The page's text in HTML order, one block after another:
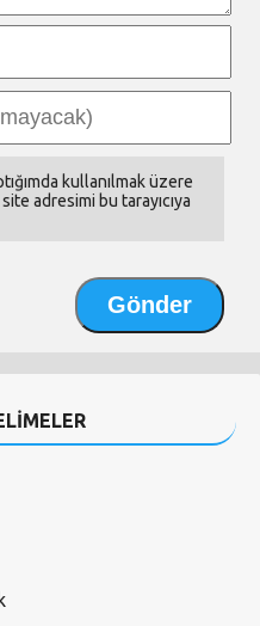
kullanılmak üzere
adresimi bu tarayıcıya